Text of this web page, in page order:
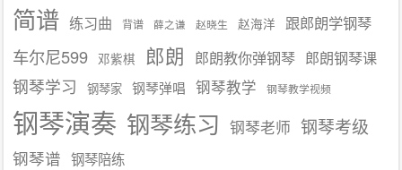
简谱 练习曲 背谱 薛之谦 赵晓生 赵海洋 跟郎朗学钢琴
车尔尼599 邓紫棋 郎朗 郎朗教你弹钢琴 郎朗钢琴课
钢琴学习 钢琴家 钢琴弹唱 钢琴教学 钢琴教学视频
钢琴演奏 钢琴练习 钢琴老师 钢琴考级
钢琴谱 钢琴陪练